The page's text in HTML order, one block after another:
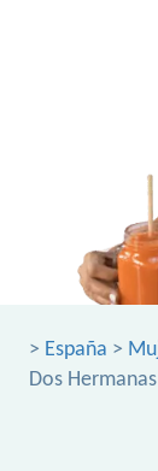
> España >
Dos Hermanas